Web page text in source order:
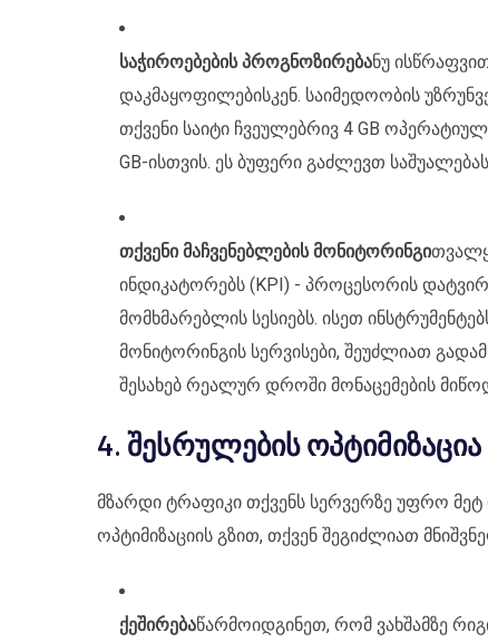
საჭიროებების პროგნოზირებანუ
დაკმაყოფილებისკენ. საიმედოობის
თქვენი საიტი ჩვეულებრივ 4 GB
GB-ისთვის. ეს ბუფერი გაძლევთ
თქვენი მაჩვენებლების მონიტორინგი
ინდიკატორებს (KPI) - პროცესორის
მომხმარებლის სესიებს. ისეთ
მონიტორინგის სერვისები, შეუძლიათ
შესახებ რეალურ დროში მონაცემების
4. შესრულების ოპტიმიზაცია
მზარდი ტრაფიკი თქვენს სერვერზე უფრო მეტ
ოპტიმიზაციის გზით, თქვენ შეგიძლიათ
ქეშირებაწარმოიდგინეთ, რომ ვახშამზე